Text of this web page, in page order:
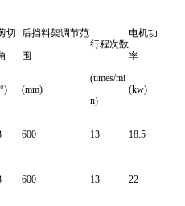
切
后挡料架调节范
围
行程次数
电机功
率
(mm)
(times/mi
n)
(kw)
600 13 18.5
600 13 22